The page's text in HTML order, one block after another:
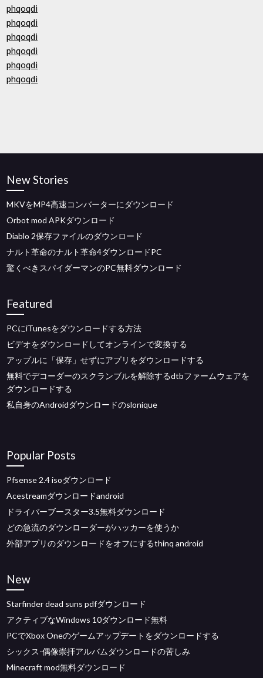
phqoqdi
phqoqdi
phqoqdi
phqoqdi
phqoqdi
phqoqdi
New Stories
MKVをMP4高速コンバーターにダウンロード
Orbot mod APKダウンロード
Diablo 2保存ファイルのダウンロード
ナルト革命のナルト革命4ダウンロードPC
驚くべきスパイダーマンのPC無料ダウンロード
Featured
PCにiTunesをダウンロードする方法
ビデオをダウンロードしてオンラインで変換する
アップルに「保存」せずにアプリをダウンロードする
無料でデコーダーのスクランブルを解除するdtbファームウェアを
ダウンロードする
私自身のAndroidダウンロードのslonique
Popular Posts
Pfsense 2.4 isoダウンロード
Acestreamダウンロードandroid
ドライバーブースター3.5無料ダウンロード
どの急流のダウンローダーがハッカーを使うか
外部アプリのダウンロードをオフにするthinq android
New
Starfinder dead suns pdfダウンロード
アクティブなWindows 10ダウンロード無料
PCでXbox Oneのゲームアップデートをダウンロードする
シックス-偶像崇拝アルバムダウンロードの苦しみ
Minecraft mod無料ダウンロード